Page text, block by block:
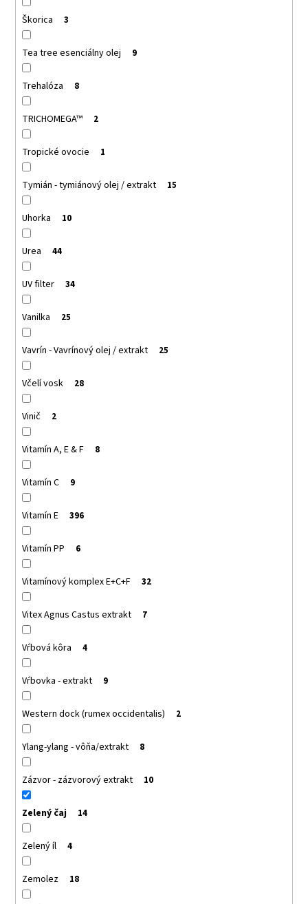
Škorica 3
Tea tree esenciálny olej 9
Trehalóza 8
TRICHOMEGA™ 2
Tropické ovocie 1
Tymián - tymiánový olej / extrakt 15
Uhorka 10
Urea 44
UV filter 34
Vanilka 25
Vavrín - Vavrínový olej / extrakt 25
Včelí vosk 28
Vinič 2
Vitamín A, E & F 8
Vitamín C 9
Vitamín E 396
Vitamín PP 6
Vitamínový komplex E+C+F 32
Vitex Agnus Castus extrakt 7
Vŕbová kôra 4
Vŕbovka - extrakt 9
Western dock (rumex occidentalis) 2
Ylang-ylang - vôňa/extrakt 8
Zázvor - zázvorový extrakt 10
Zelený čaj 14
Zelený íl 4
Zemolez 18